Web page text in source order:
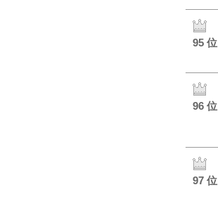
95 位
96 位
97 位